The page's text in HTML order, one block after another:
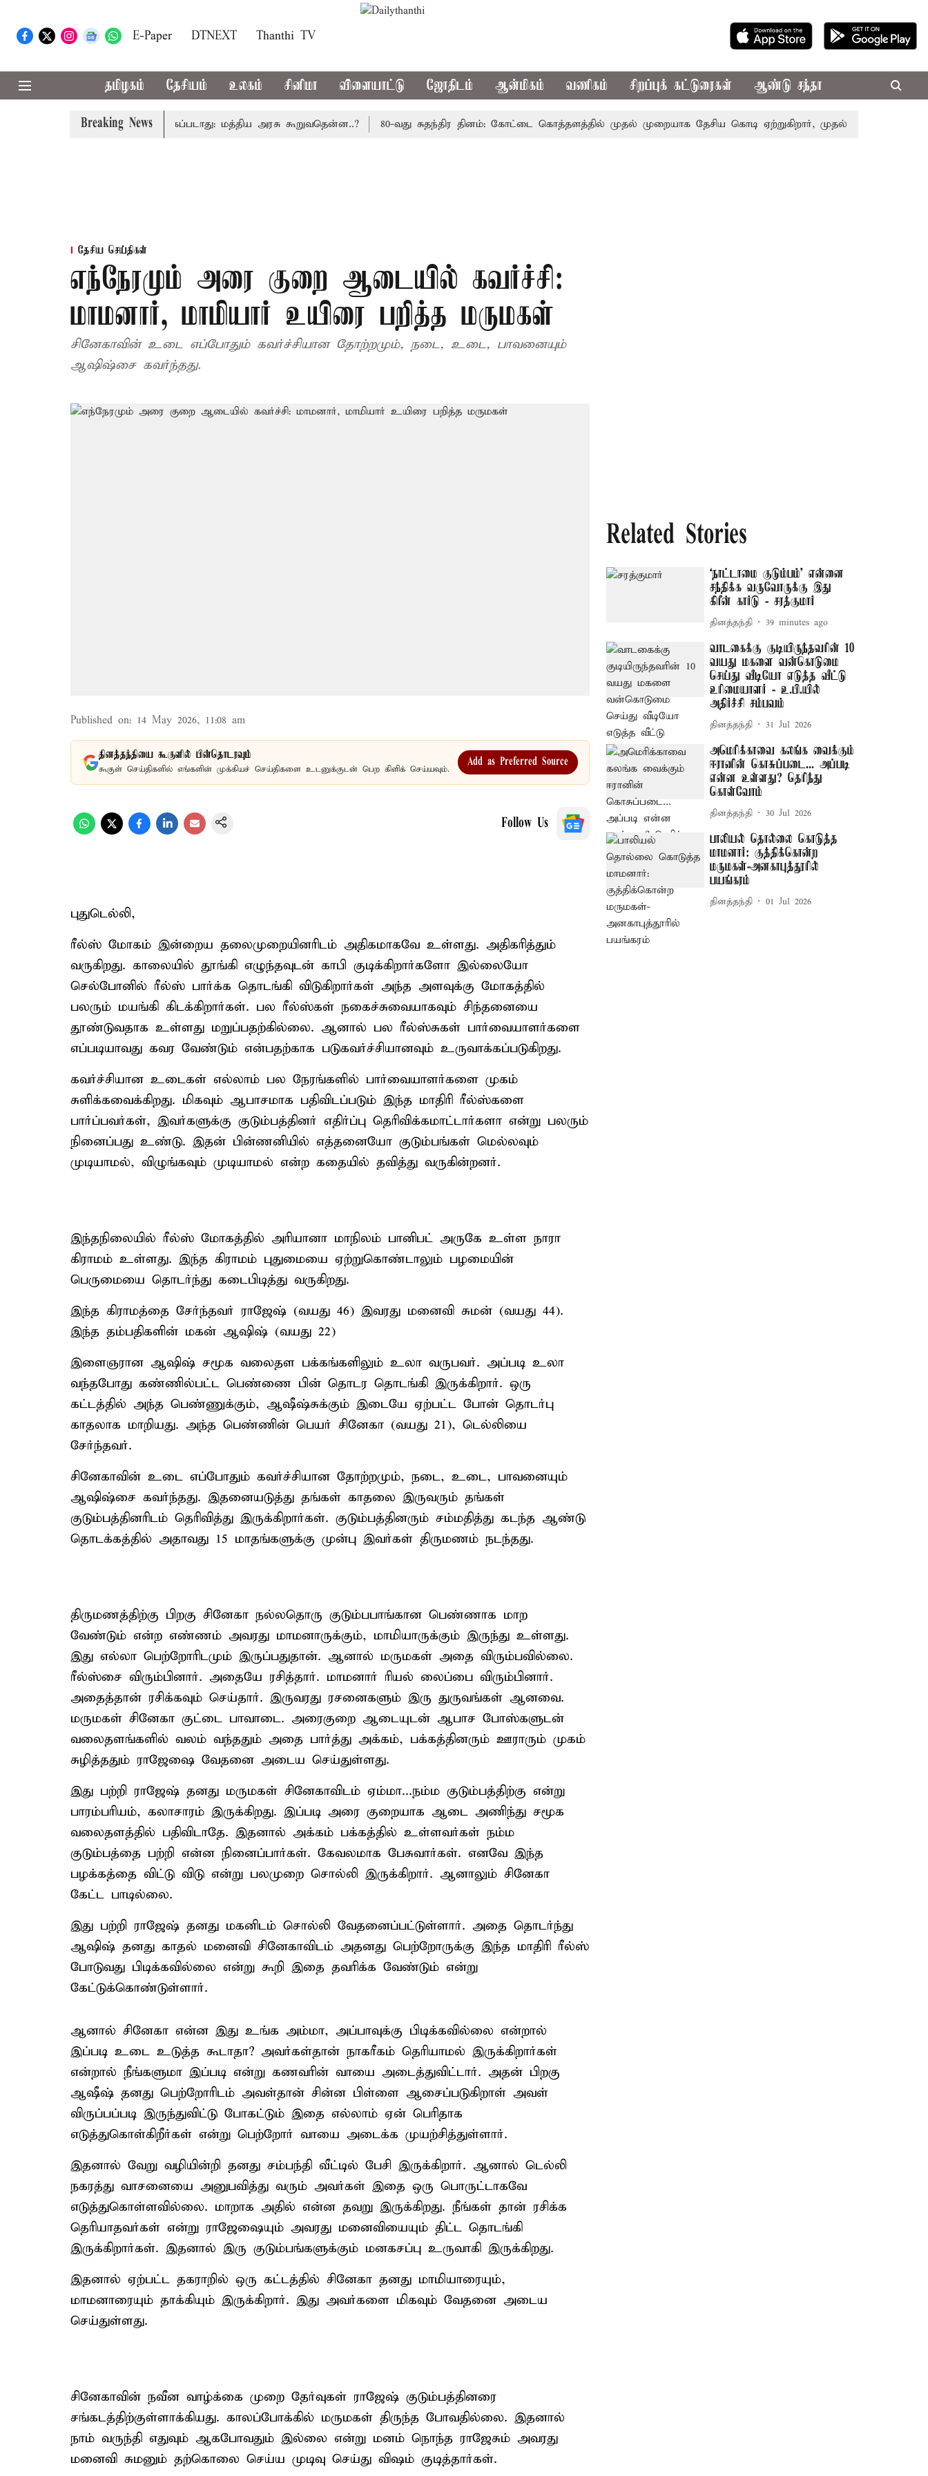
E-Paper DTNEXT Thanthi TV
தமிழகம் தேசியம் உலகம் சினிமா விளையாட்டு ஜோதிடம் ஆன்மிகம் வணிகம் சிறப்புக் கட்டுரைகள் ஆண்டு சந்தா
Breaking News
கட்டணம் வசூலிக்கப்படாது: மத்திய அரசு கூறுவதென்ன..? 80-வது சுதந்திர தினம்: கோட்டை கொத்தளத்தில் முதல் முறையாக தேசிய கொடி ஏற்றுகிறார், முதல்-அமைச்சர் விஜய்!
தேசிய செய்திகள்
எந்நேரமும் அரை குறை ஆடையில் கவர்ச்சி:
மாமனார், மாமியார் உயிரை பறித்த மருமகள்
சினேகாவின் உடை எப்போதும் கவர்ச்சியான தோற்றமும், நடை, உடை, பாவனையும்
ஆஷிஷ்சை கவர்ந்தது.
Published on: 14 May 2026, 11:08 am
தினத்தந்தியை கூகுளில் பின்தொடரவும்
கூகுள் செய்திகளில் எங்களின் முக்கியச் செய்திகளை உடனுக்குடன் பெற கிளிக் செய்யவும்.
Add as Preferred Source
Follow Us
புதுடெல்லி,
ரீல்ஸ் மோகம் இன்றைய தலைமுறையினரிடம் அதிகமாகவே உள்ளது. அதிகரித்தும்
வருகிறது. காலையில் தூங்கி எழுந்தவுடன் காபி குடிக்கிறார்களோ இல்லையோ
செல்போனில் ரீல்ஸ் பார்க்க தொடங்கி விடுகிறார்கள் அந்த அளவுக்கு மோகத்தில்
பலரும் மயங்கி கிடக்கிறார்கள். பல ரீல்ஸ்கள் நகைச்சுவையாகவும் சிந்தனையை
தூண்டுவதாக உள்ளது மறுப்பதற்கில்லை. ஆனால் பல ரீல்ஸ்சுகள் பார்வையாளர்களை
எப்படியாவது கவர வேண்டும் என்பதற்காக படுகவர்ச்சியானவும் உருவாக்கப்படுகிறது.
கவர்ச்சியான உடைகள் எல்லாம் பல நேரங்களில் பார்வையாளர்களை முகம்
சுளிக்கவைக்கிறது. மிகவும் ஆபாசமாக பதிவிடப்படும் இந்த மாதிரி ரீல்ஸ்களை
பார்ப்பவர்கள், இவர்களுக்கு குடும்பத்தினர் எதிர்ப்பு தெரிவிக்கமாட்டார்களா என்று பலரும்
நினைப்பது உண்டு. இதன் பின்ணனியில் எத்தனையோ குடும்பங்கள் மெல்லவும்
முடியாமல், விழுங்கவும் முடியாமல் என்ற கதையில் தவித்து வருகின்றனர்.
இந்தநிலையில் ரீல்ஸ் மோகத்தில் அரியானா மாநிலம் பானிபட் அருகே உள்ள நாரா
கிராமம் உள்ளது. இந்த கிராமம் புதுமையை ஏற்றுகொண்டாலும் பழமையின்
பெருமையை தொடர்ந்து கடைபிடித்து வருகிறது.
இந்த கிராமத்தை சேர்ந்தவர் ராஜேஷ் (வயது 46) இவரது மனைவி சுமன் (வயது 44).
இந்த தம்பதிகளின் மகன் ஆஷிஷ் (வயது 22)
இளைஞரான ஆஷிஷ் சமூக வலைதள பக்கங்களிலும் உலா வருபவர். அப்படி உலா
வந்தபோது கண்ணில்பட்ட பெண்ணை பின் தொடர தொடங்கி இருக்கிறார். ஒரு
கட்டத்தில் அந்த பெண்ணுக்கும், ஆஷீஷ்சுக்கும் இடையே ஏற்பட்ட போன் தொடர்பு
காதலாக மாறியது. அந்த பெண்ணின் பெயர் சினேகா (வயது 21), டெல்லியை
சேர்ந்தவர்.
சினேகாவின் உடை எப்போதும் கவர்ச்சியான தோற்றமும், நடை, உடை, பாவனையும்
ஆஷிஷ்சை கவர்ந்தது. இதனையடுத்து தங்கள் காதலை இருவரும் தங்கள்
குடும்பத்தினரிடம் தெரிவித்து இருக்கிறார்கள். குடும்பத்தினரும் சம்மதித்து கடந்த ஆண்டு
தொடக்கத்தில் அதாவது 15 மாதங்களுக்கு முன்பு இவர்கள் திருமணம் நடந்தது.
திருமணத்திற்கு பிறகு சினேகா நல்லதொரு குடும்பபாங்கான பெண்ணாக மாற
வேண்டும் என்ற எண்ணம் அவரது மாமனாருக்கும், மாமியாருக்கும் இருந்து உள்ளது.
இது எல்லா பெற்றோரிடமும் இருப்பதுதான். ஆனால் மருமகள் அதை விரும்பவில்லை.
ரீல்ஸ்சை விரும்பினார். அதையே ரசித்தார். மாமனார் ரியல் லைப்பை விரும்பினார்.
அதைத்தான் ரசிக்கவும் செய்தார். இருவரது ரசனைகளும் இரு துருவங்கள் ஆனவை.
மருமகள் சினேகா குட்டை பாவாடை. அரைகுறை ஆடையுடன் ஆபாச போஸ்களுடன்
வலைதளங்களில் வலம் வந்ததும் அதை பார்த்து அக்கம், பக்கத்தினரும் ஊராரும் முகம்
சுழித்ததும் ராஜேஷை வேதனை அடைய செய்துள்ளது.
இது பற்றி ராஜேஷ் தனது மருமகள் சினேகாவிடம் ஏம்மா...நம்ம குடும்பத்திற்கு என்று
பாரம்பரியம், கலாசாரம் இருக்கிறது. இப்படி அரை குறையாக ஆடை அணிந்து சமூக
வலைதளத்தில் பதிவிடாதே. இதனால் அக்கம் பக்கத்தில் உள்ளவர்கள் நம்ம
குடும்பத்தை பற்றி என்ன நினைப்பார்கள். கேவலமாக பேசுவார்கள். எனவே இந்த
பழக்கத்தை விட்டு விடு என்று பலமுறை சொல்லி இருக்கிறார். ஆனாலும் சினேகா
கேட்ட பாடில்லை.
இது பற்றி ராஜேஷ் தனது மகனிடம் சொல்லி வேதனைப்பட்டுள்ளார். அதை தொடர்ந்து
ஆஷிஷ் தனது காதல் மனைவி சினேகாவிடம் அதனது பெற்றோருக்கு இந்த மாதிரி ரீல்ஸ்
போடுவது பிடிக்கவில்லை என்று கூறி இதை தவரிக்க வேண்டும் என்று
கேட்டுக்கொண்டுள்ளார்.
ஆனால் சினேகா என்ன இது உங்க அம்மா, அப்பாவுக்கு பிடிக்கவில்லை என்றால்
இப்படி உடை உடுத்த கூடாதா? அவர்கள்தான் நாகரீகம் தெரியாமல் இருக்கிறார்கள்
என்றால் நீங்களுமா இப்படி என்று கணவரின் வாயை அடைத்துவிட்டார். அதன் பிறகு
ஆஷீஷ் தனது பெற்றோரிடம் அவள்தான் சின்ன பிள்ளை ஆசைப்படுகிறாள் அவள்
விருப்பப்படி இருந்துவிட்டு போகட்டும் இதை எல்லாம் ஏன் பெரிதாக
எடுத்துகொள்கிறீர்கள் என்று பெற்றோர் வாயை அடைக்க முயற்சித்துள்ளார்.
இதனால் வேறு வழியின்றி தனது சம்பந்தி வீட்டில் பேசி இருக்கிறார். ஆனால் டெல்லி
நகரத்து வாசனையை அனுபவித்து வரும் அவர்கள் இதை ஒரு பொருட்டாகவே
எடுத்துகொள்ளவில்லை. மாறாக அதில் என்ன தவறு இருக்கிறது. நீங்கள் தான் ரசிக்க
தெரியாதவர்கள் என்று ராஜேஷையும் அவரது மனைவியையும் திட்ட தொடங்கி
இருக்கிறார்கள். இதனால் இரு குடும்பங்களுக்கும் மனகசப்பு உருவாகி இருக்கிறது.
இதனால் ஏற்பட்ட தகராறில் ஒரு கட்டத்தில் சினேகா தனது மாமியாரையும்,
மாமனாரையும் தாக்கியும் இருக்கிறார். இது அவர்களை மிகவும் வேதனை அடைய
செய்துள்ளது.
சினேகாவின் நவீன வாழ்க்கை முறை தேர்வுகள் ராஜேஷ் குடும்பத்தினரை
சங்கடத்திற்குள்ளாக்கியது. காலப்போக்கில் மருமகள் திருந்த போவதில்லை. இதனால்
நாம் வருந்தி எதுவும் ஆகபோவதும் இல்லை என்று மனம் நொந்த ராஜேசும் அவரது
மனைவி சுமனும் தற்கொலை செய்ய முடிவு செய்து விஷம் குடித்தார்கள்.
Related Stories
‘நாட்டாமை குடும்பம்’ என்னை
சந்திக்க வருவோருக்கு இது
கிரீன் கார்டு - சரத்குமார்
தினத்தந்தி 39 minutes ago
வாடகைக்கு குடியிருந்தவரின் 10
வயது மகளை வன்கொடுமை
செய்து வீடியோ எடுத்த வீட்டு
உரிமையாளர் - உ.பி.யில்
அதிர்ச்சி சம்பவம்
தினத்தந்தி 31 Jul 2026
அமெரிக்காவை கலங்க வைக்கும்
ஈரானின் கொசுப்படை... அப்படி
என்ன உள்ளது? தெரிந்து
கொள்வோம்
தினத்தந்தி 30 Jul 2026
பாலியல் தொல்லை கொடுத்த
மாமனார்: குத்திக்கொன்ற
மருமகள்-அனகாபுத்தூரில்
பயங்கரம்
தினத்தந்தி 01 Jul 2026